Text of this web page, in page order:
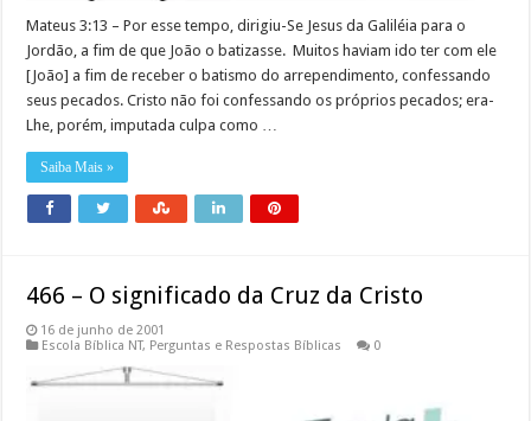
Mateus 3:13 – Por esse tempo, dirigiu-Se Jesus da Galiléia para o
Jordão, a fim de que João o batizasse. Muitos haviam ido ter com ele
[João] a fim de receber o batismo do arrependimento, confessando
seus pecados. Cristo não foi confessando os próprios pecados; era-
Lhe, porém, imputada culpa como …
Saiba Mais »
466 – O significado da Cruz da Cristo
16 de junho de 2001
Escola Bíblica NT, Perguntas e Respostas Bíblicas 0